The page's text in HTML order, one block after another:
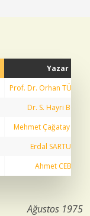
Yazar
Prof. Dr. Orhan
Dr. S. Hayri BOLAY
Mehmet Çağatay
Erdal SARTUGAN
Ahmet CEBECİ
Ağustos 1975